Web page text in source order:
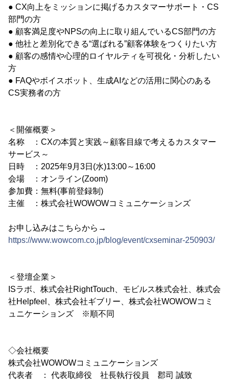
● CX向上をミッションに掲げるカスタマーサポート・CS
部門の方
● 顧客満足度やNPSの向上に取り組んでいるCS部門の方
● 他社と差別化できる“選ばれる”顧客体験をつくりたい方
● 顧客の感情や心理的ロイヤルティを可視化・分析したい
方
● FAQやボイスボット、生成AIなどの活用に関心のある
CS実務者の方
＜開催概要＞
名称 ：CXの本質と実践～顧客目線で考えるカスタマー
サービス～
日時 ：2025年9月3日(水)13:00～16:00
会場 ：オンライン(Zoom)
参加費：無料(事前登録制)
主催 ：株式会社WOWOWコミュニケーションズ
お申し込みはこちらから→
https://www.wowcom.co.jp/blog/event/cxseminar-250903/
＜登壇企業＞
ISラボ、株式会社RightTouch、モビルス株式会社、株式会
社Helpfeel、株式会社ギブリー、株式会社WOWOWコミ
ュニケーションズ ※順不同
◇会社概要
株式会社WOWOWコミュニケーションズ
代表者 ： 代表取締役 社長執行役員 郡司 誠致